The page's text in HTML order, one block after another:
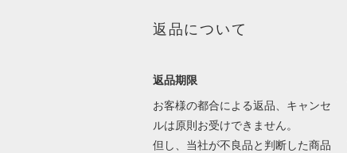
返品について
返品期限
お客様の都合による返品、キャンセ
ルは原則お受けできません。
但し、当社が不良品と判断した商品